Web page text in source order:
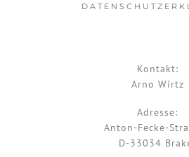
Kontakt:
Arno Wirtz
Adresse:
Anton-Fecke-
D-33034